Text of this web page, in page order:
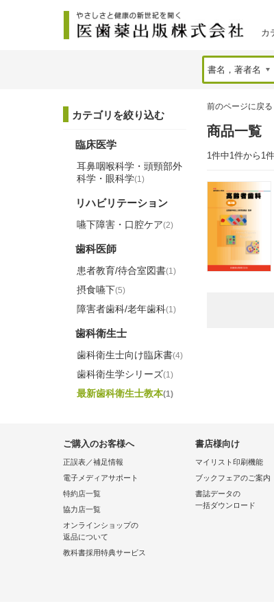
カ
前のページに戻る
商品一覧
1件中1件から1
カテゴリを絞り込む
臨床医学
耳鼻咽喉科学・頭頸部外
科学・眼科学(1)
リハビリテーション
嚥下障害・口腔ケア(2)
歯科医師
患者教育/待合室図書(1)
摂食嚥下(5)
障害者歯科/老年歯科(1)
歯科衛生士
歯科衛生士向け臨床書(4)
歯科衛生学シリーズ(1)
最新歯科衛生士教本(1)
ご購入のお客様へ
正誤表／補足情報
電子メディアサポート
特約店一覧
協力店一覧
オンラインショップの
返品について
教科書採用特典サービス
書店様向け
マイリスト印刷機能
ブックフェアのご案内
書誌データの
一括ダウンロード